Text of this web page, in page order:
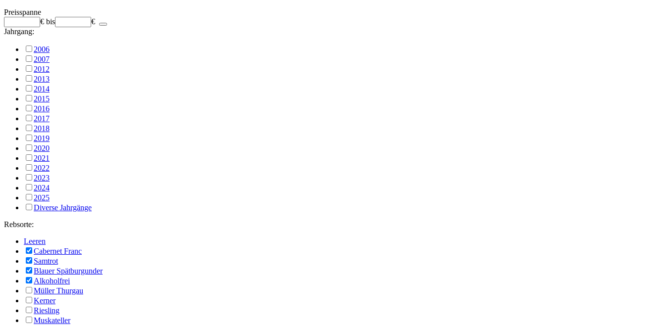
Preisspanne
€ bis
€
Jahrgang:
2006
2007
2012
2013
2014
2015
2016
2017
2018
2019
2020
2021
2022
2023
2024
2025
Diverse Jahrgänge
Rebsorte:
Leeren
Cabernet Franc
Samtrot
Blauer Spätburgunder
Alkoholfrei
Müller Thurgau
Kerner
Riesling
Muskateller